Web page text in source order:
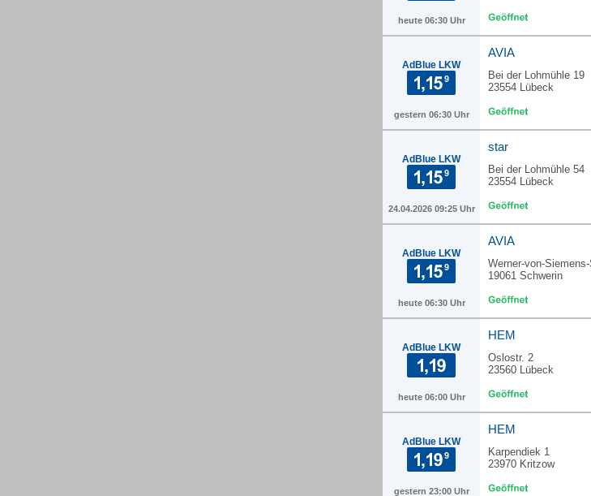
heute 06:30 Uhr
AdBlue LKW
gestern 06:30 Uhr
AVIA
Bei der Lohmühle 19
23554 Lübeck
AdBlue LKW
24.04.2026 09:25 Uhr
star
Bei der Lohmühle 54
23554 Lübeck
AdBlue LKW
heute 06:30 Uhr
AVIA
Werner-von-
19061 Schwerin
AdBlue LKW
heute 06:00 Uhr
HEM
Oslostr. 2
23560 Lübeck
AdBlue LKW
gestern 23:00 Uhr
HEM
Karpendiek 1
23970 Kritzow